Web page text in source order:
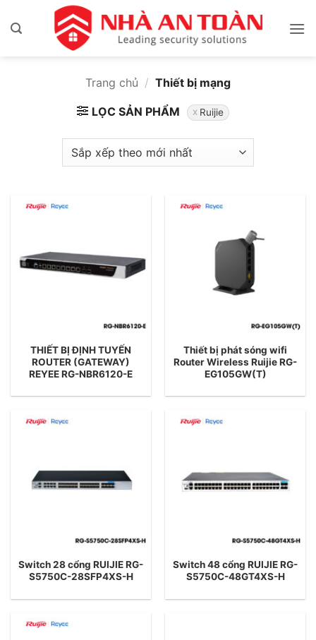
qua
Trang chủ / Thiết bị mạng
LỌC SẢN PHẨM Ruijie
THIẾT BỊ ĐỊNH TUYẾN
ROUTER (GATEWAY)
REYEE RG-NBR6120-E
Thiết bị phát sóng wifi
Router Wireless Ruijie RG-
EG105GW(T)
Switch 28 cổng RUIJIE RG-
S5750C-28SFP4XS-H
Switch 48 cổng RUIJIE RG-
S5750C-48GT4XS-H